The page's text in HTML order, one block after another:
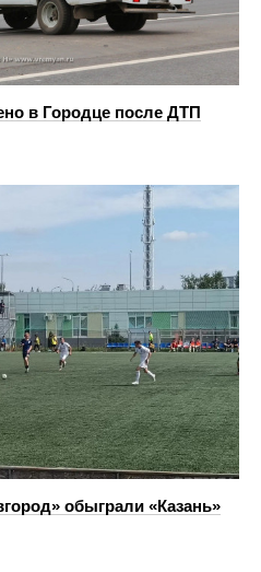
в Городце после ДТП
обыграли «Казань»